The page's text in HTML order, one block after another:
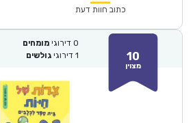
₪61.00.
כתוב חוות דעת
10
מצוין
0 דירוגי מומחים
1 דירוגי גולשים